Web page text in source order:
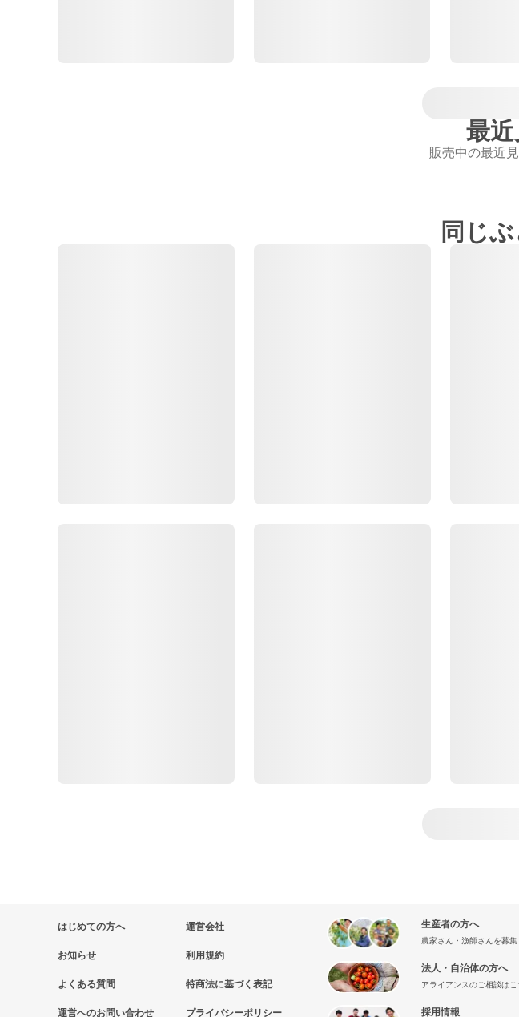
最
販売中の最近
同じ
はじめての方へ
お知らせ
よくある質問
運営へのお問い合わせ
運営会社
利用規約
特商法に基づく表記
プライバシーポリシー
生産者の方へ
農家さん・漁師さんを募
法人・自治体の方へ
アライアンスのご相談はこ
採用情報